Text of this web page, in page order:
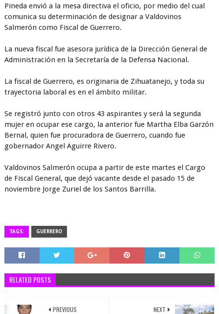
Pineda envió a la mesa directiva el oficio, por medio del cual
comunica su determinación de designar a Valdovinos
Salmerón como Fiscal de Guerrero.
La nueva fiscal fue asesora jurídica de la Dirección General de
Administración en la Secretaría de la Defensa Nacional.
La fiscal de Guerrero, es originaria de Zihuatanejo, y toda su
trayectoria laboral es en el ámbito militar.
Se registró junto con otros 43 aspirantes y será la segunda
mujer en ocupar ese cargo, la anterior fue Martha Elba Garzón
Bernal, quien fue procuradora de Guerrero, cuando fue
gobernador Angel Aguirre Rivero.
Valdovinos Salmerón ocupa a partir de este martes el Cargo
de Fiscal General, que dejó vacante desde el pasado 15 de
noviembre Jorge Zuriel de los Santos Barrilla.
TAGS: GUERRERO
RELATED POSTS
NEXT
PREVIOUS